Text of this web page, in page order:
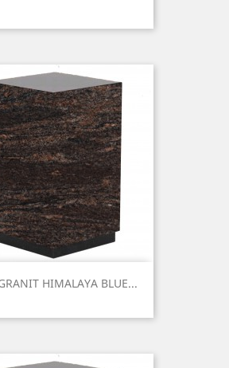
HIMALAYA BLUE...